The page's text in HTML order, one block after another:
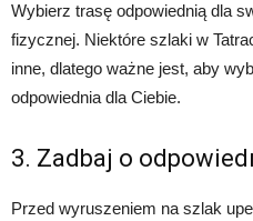
Wybierz trasę odpowiednią dla
fizycznej. Niektóre szlaki w
inne, dlatego ważne jest, aby
odpowiednia dla Ciebie.
3. Zadbaj o
Przed wyruszeniem na szlak